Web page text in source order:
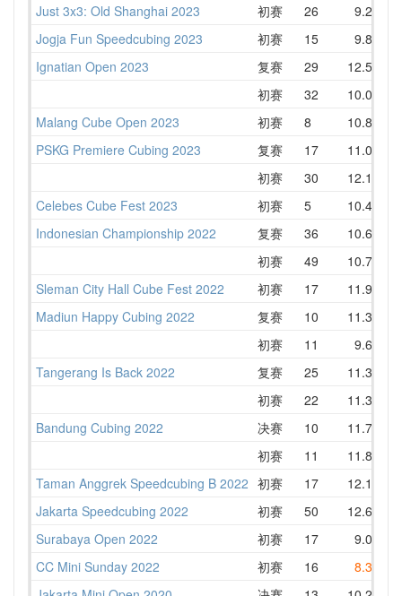
Just 3x3: Old Shanghai 2023
初赛 26 9.21
Jogja Fun Speedcubing 2023
初赛 15 9.82
Ignatian Open 2023
复赛 29 12.58
初赛
32 10.05
Malang Cube Open 2023
初赛 8 10.83
PSKG Premiere Cubing 2023
复赛 17 11.07
初赛
30 12.15
Celebes Cube Fest 2023
初赛 5 10.41
Indonesian Championship 2022
复赛 36 10.67
初赛
49 10.79
Sleman City Hall Cube Fest 2022
初赛 17 11.95
Madiun Happy Cubing 2022
复赛 10 11.30
初赛
11 9.67
Tangerang Is Back 2022
复赛 25 11.33
初赛
22 11.39
Bandung Cubing 2022
决赛 10 11.75
初赛
11 11.89
Taman Anggrek Speedcubing B 2022 初赛 17 12.10
Jakarta Speedcubing 2022
初赛 50 12.67
Surabaya Open 2022
初赛 17 9.01
CC Mini Sunday 2022
初赛 16 8.30